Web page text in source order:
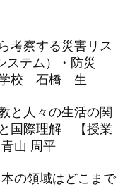
察する災害リス
テム）・防災
学校 石橋 生
人々の生活の関
国際理解 【授業
山 周平
の領域はどこまで